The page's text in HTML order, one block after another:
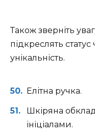
Також зверніть
підкреслять статус
унікальність.
Елітна ручка.
Шкіряна
ініціалами.